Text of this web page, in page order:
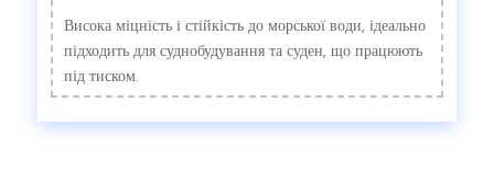
Висока міцність і стійкість до морської води, ідеально
підходить для суднобудування та суден, що працюють
під тиском.